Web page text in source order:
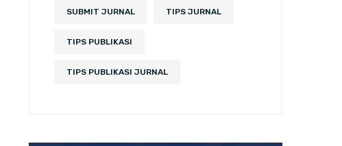
SUBMIT JURNAL TIPS JURNAL
TIPS PUBLIKASI
TIPS PUBLIKASI JURNAL